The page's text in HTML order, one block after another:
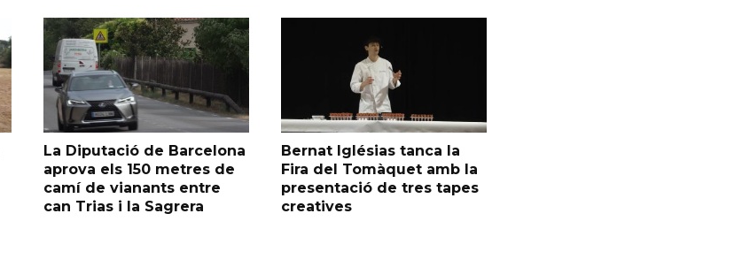
La Diputació de Barcelona
aprova els 150 metres de
camí de vianants entre
can Trias i la Sagrera
Bernat Iglésias tanca la
Fira del Tomàquet amb la
presentació de tres tapes
creatives